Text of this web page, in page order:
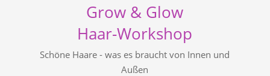
Grow & Glow
Haar-Workshop
Schöne Haare - was es braucht von Innen und
Außen